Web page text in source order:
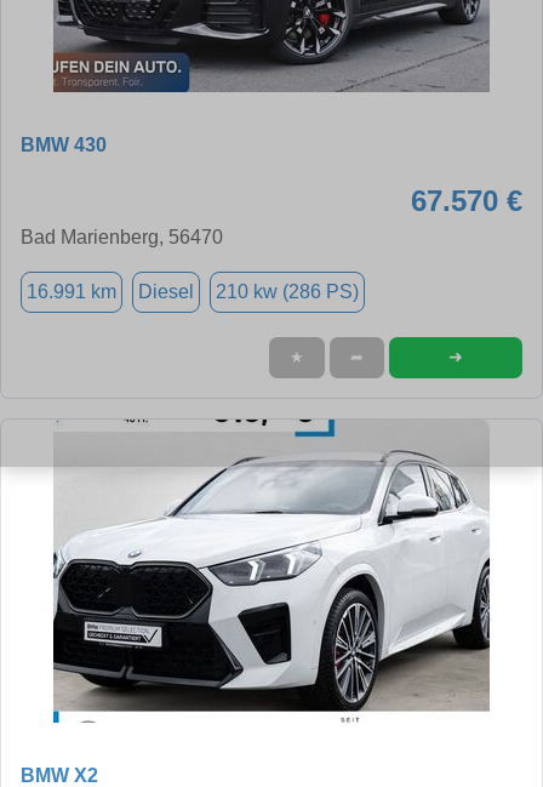
BMW 430
67.570 €
Bad Marienberg, 56470
16.991 km Diesel 210 kw (286 PS)
★ ➦ ➜
BMW X2